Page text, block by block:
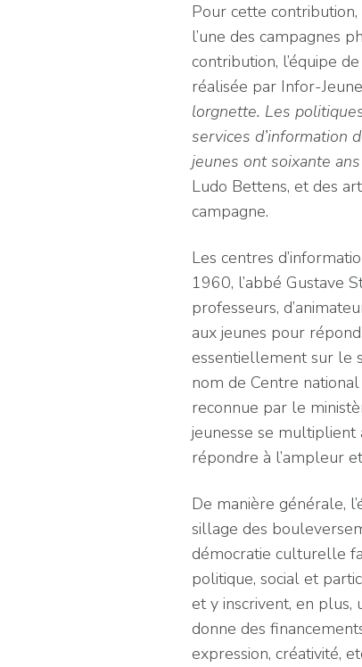
Pour cette contribution,
l’une des campagnes
contribution, l’équipe
réalisée par Infor-
lorgnette. Les
services d’information
jeunes ont soixante
Ludo Bettens, et des
campagne.
Les centres
1960, l’abbé Gustave
professeurs,
aux jeunes pour
essentiellement sur le
nom de Centre
reconnue par le
jeunesse se multiplient
répondre à l’ampleur
De manière générale,
sillage des
démocratie culturelle
politique, social et
et y inscrivent, en plus,
donne des
expression, créativité,